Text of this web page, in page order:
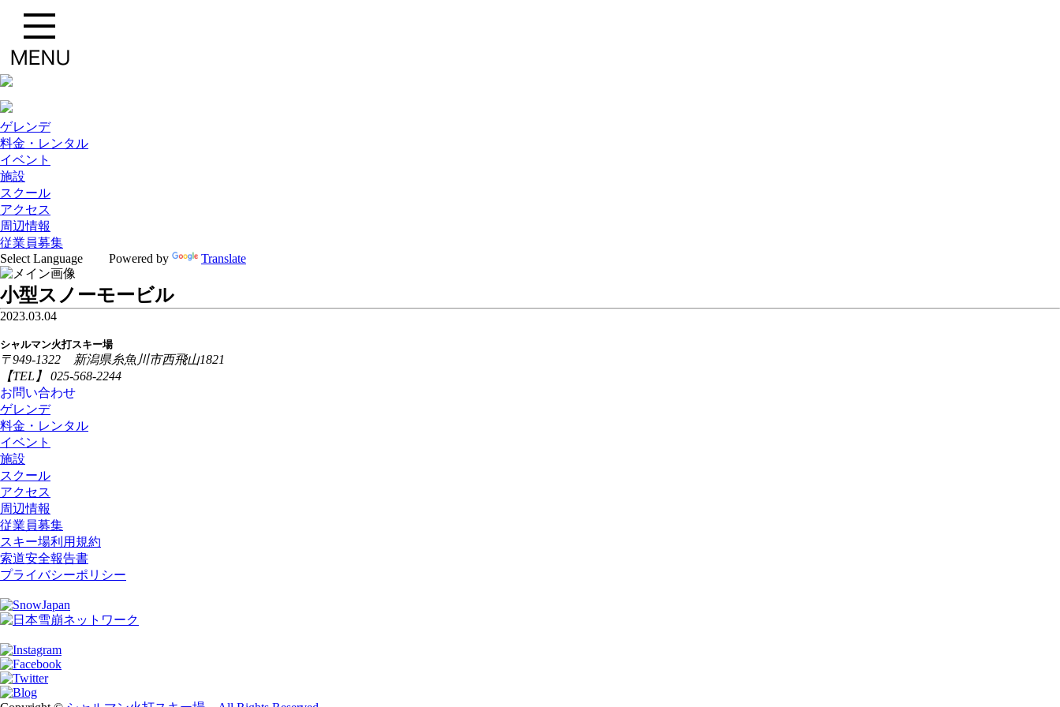
ゲレンデ
料金・レンタル
イベント
施設
スクール
アクセス
周辺情報
従業員募集
Powered by
Translate
小型スノーモービル
2023.03.04
シャルマン火打スキー場
〒949-1322 新潟県糸魚川市西飛山1821
【TEL】 025-568-2244
お問い合わせ
ゲレンデ
料金・レンタル
イベント
施設
スクール
アクセス
周辺情報
従業員募集
スキー場利用規約
索道安全報告書
プライバシーポリシー